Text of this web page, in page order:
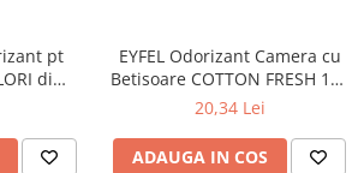
pt
di
EYFEL Odorizant Camera cu
Betisoare COTTON FRESH 120
ml
20,34 Lei
ADAUGA IN COS